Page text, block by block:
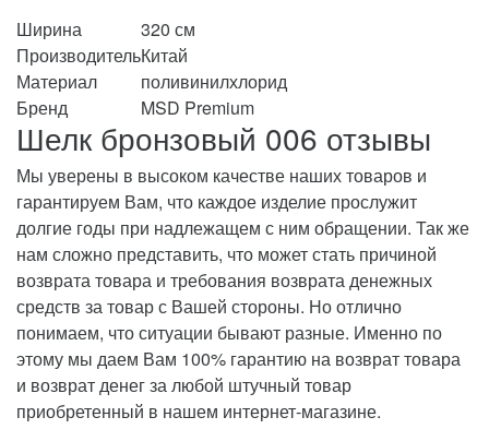
Ширина
320 см
ПроизводительКитай
Материал
поливинилхлорид
Бренд
MSD Premium
Шелк бронзовый 006 отзывы
Мы уверены в высоком качестве наших товаров и
гарантируем Вам, что каждое изделие прослужит
долгие годы при надлежащем с ним обращении. Так же
нам сложно представить, что может стать причиной
возврата товара и требования возврата денежных
средств за товар с Вашей стороны. Но отлично
понимаем, что ситуации бывают разные. Именно по
этому мы даем Вам 100% гарантию на возврат товара
и возврат денег за любой штучный товар
приобретенный в нашем интернет-магазине.